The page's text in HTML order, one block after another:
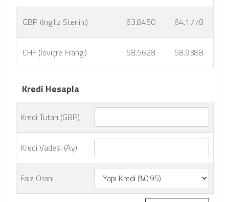
GBP (İngiliz Sterlini) 63.8450 64.1778
CHF (İsviçre Frangı) 58.5628 58.9388
Kredi Hesapla
Kredi Tutarı (GBP)
Kredi Vadesi (Ay)
Faiz Oranı